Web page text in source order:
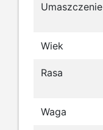
Umaszczenie
Wiek
Rasa
Waga